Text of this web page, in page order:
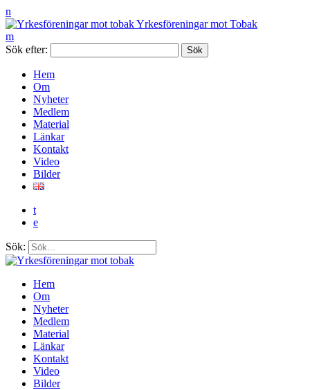
n
Yrkesföreningar mot Tobak
m
Sök efter:
Hem
Om
Nyheter
Medlem
Material
Länkar
Kontakt
Video
Bilder
t
e
Sök:
Hem
Om
Nyheter
Medlem
Material
Länkar
Kontakt
Video
Bilder